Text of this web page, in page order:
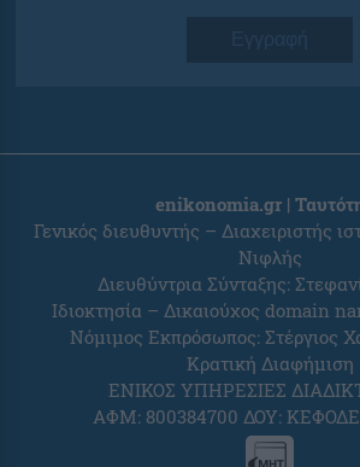
Εγγραφή
enikonomia.gr |
Γενικός διευθυντής – Διαχειριστής
Νιφλής
Διευθύντρια Σύνταξης:
Ιδιοκτησία – Δικαιούχος domain
Νόμιμος Εκπρόσωπος: Στέργιος
Κρατική Διαφήμιση
ΕΝΙΚΟΣ ΥΠΗΡΕΣΙΕΣ
ΑΦΜ: 800384700 ΔΟΥ: